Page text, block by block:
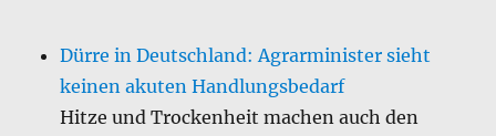
Dürre in Deutschland: Agrarminister sieht
keinen akuten Handlungsbedarf
Hitze und Trockenheit machen auch den